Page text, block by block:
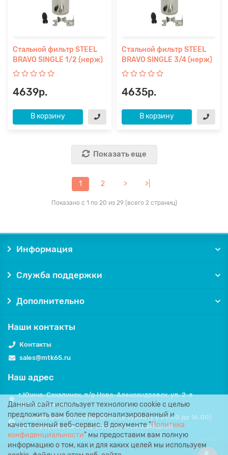
Стальной фильтр STEEL
BRAVO SINGLE 1/2 (нерж)
4639р.
В корзину
Стальной фильтр STEEL
BRAVO SINGLE 3/4 (нерж)
4635р.
В корзину
Показать еще
1 2 > >|
Показано с 1 по 20 из 29 (всего 2 страниц)
Данный сайт использует технологию cookie с целью
предложить вам более персонализированный и
качественный веб-сервис. В документе "Политика
конфиденциальности" мы предоставим вам полную
информацию о том, как и для каких целей мы используем
Информация
Служба поддержки
Дополнительно
Наши контакты
Контакты
sales@mtk65.ru
Наш адрес
г.Южно-Сахалинск, п/р Ново-Александровск, ул. 2-я
Красносельская, 7.
в будние дни с 09.00 до 18.00 (в субботу с 09.00 до 16.00)
без перерыва на обед. Воскресенье выходной